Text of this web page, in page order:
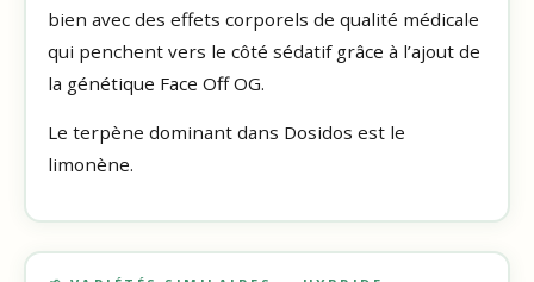
bien avec des effets corporels de qualité médicale
qui penchent vers le côté sédatif grâce à l’ajout de
la génétique Face Off OG.
Le terpène dominant dans Dosidos est le
limonène.